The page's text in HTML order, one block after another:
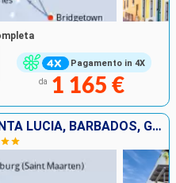
Pagamento in 4X
da 1 165 €
PORTORICO, TORTOLA, SANTA LUCIA, BARBADOS, GUADALUPA, SAINT MARTIN, SAINT THOMAS